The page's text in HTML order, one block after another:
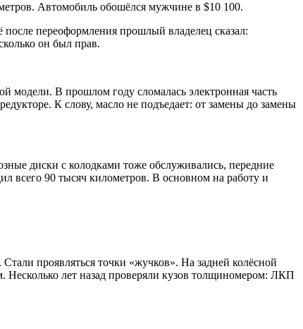
Автомобиль обошёлся мужчине в $10 100.
переоформления прошлый владелец сказал:
он был прав.
модели. В прошлом году сломалась электронная часть
К слову, масло не подъедает: от замены до замены
диски с колодками тоже обслуживались, передние
всего 90 тысяч километров. В основном на работу и
проявляться точки «жучков». На задней колёсной
Несколько лет назад проверяли кузов толщиномером: ЛКП